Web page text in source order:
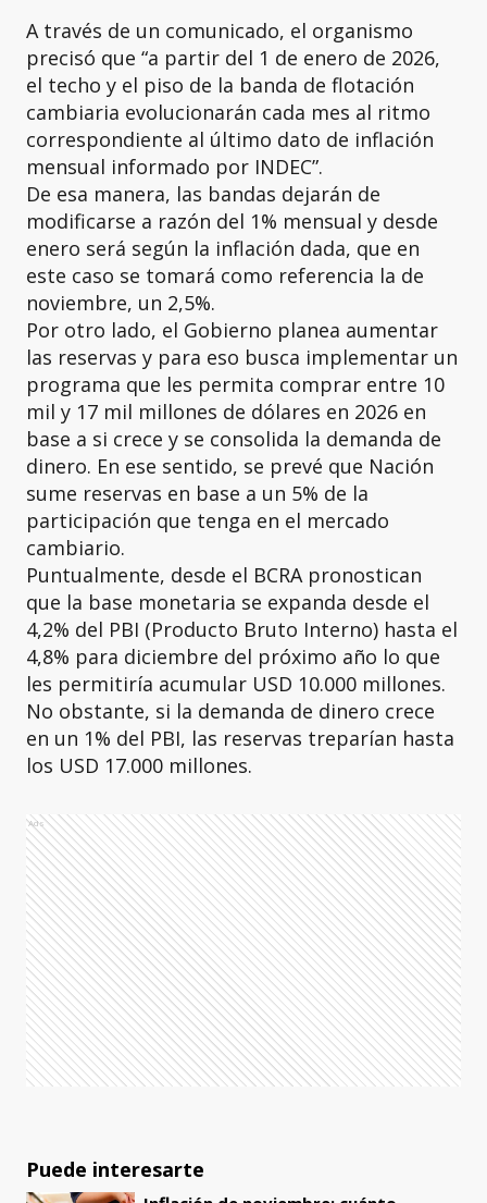
A través de un comunicado, el organismo
precisó que “a partir del 1 de enero de 2026,
el techo y el piso de la banda de flotación
cambiaria evolucionarán cada mes al ritmo
correspondiente al último dato de inflación
mensual informado por INDEC”.
De esa manera, las bandas dejarán de
modificarse a razón del 1% mensual y desde
enero será según la inflación dada, que en
este caso se tomará como referencia la de
noviembre, un 2,5%.
Por otro lado, el Gobierno planea aumentar
las reservas y para eso busca implementar un
programa que les permita comprar entre 10
mil y 17 mil millones de dólares en 2026 en
base a si crece y se consolida la demanda de
dinero. En ese sentido, se prevé que Nación
sume reservas en base a un 5% de la
participación que tenga en el mercado
cambiario.
Puntualmente, desde el BCRA pronostican
que la base monetaria se expanda desde el
4,2% del PBI (Producto Bruto Interno) hasta el
4,8% para diciembre del próximo año lo que
les permitiría acumular USD 10.000 millones.
No obstante, si la demanda de dinero crece
en un 1% del PBI, las reservas treparían hasta
los USD 17.000 millones.
Ads
Puede interesarte